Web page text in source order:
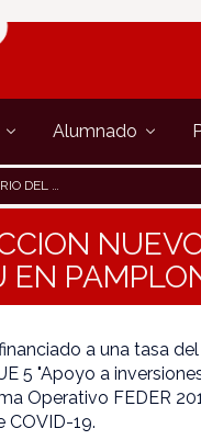
Alumnado
PAMPLONA
EN
a una tasa
5 "Apoyo a
Operativo FEDER
COVID-19.